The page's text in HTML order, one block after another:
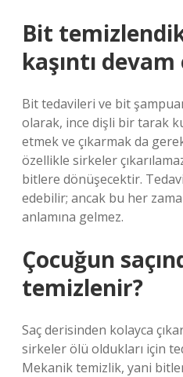
Bit
kaşıntı
Bit tedavileri ve bit
olarak, ince dişli bir tarak
etmek ve çıkarmak da
özellikle sirkeler
bitlere dönüşecektir.
edebilir; ancak bu her
anlamına gelmez.
Çocuğun
temizlenir?
Saç derisinden kolayca
sirkeler ölü oldukları için
Mekanik temizlik, yani